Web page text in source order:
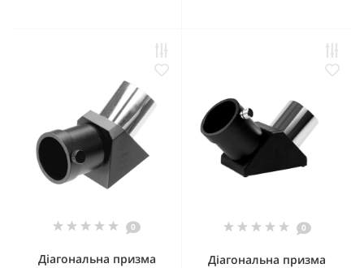
0
Діагональна призма
0
Діагональна призма